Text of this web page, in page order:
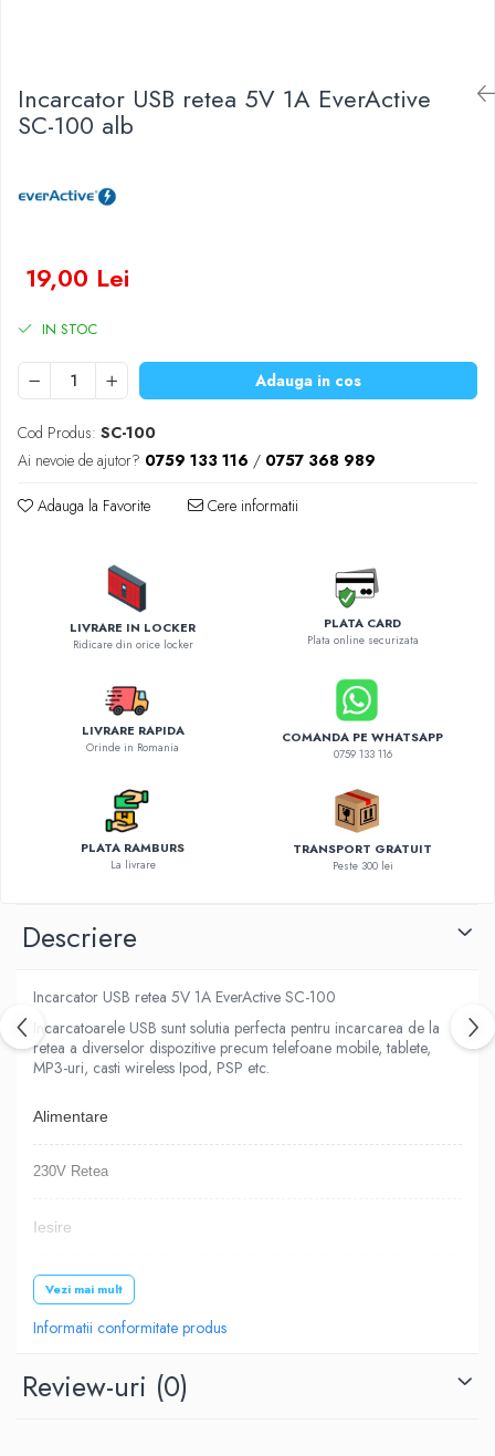
Lanterne
Lampi
Convertoare tensiune
Stabilizatoare tensiune
Ventilatoare
Diverse gadgeturi
Periferice PC
Roboti pornire
Diverse accesorii auto
Invertoare Auto
Incarcator masina electrica
Aparate de spalat cu presiune
Compresoare
Incarcator USB retea 5V 1A EverActive
SC-100 alb
19,00 Lei
IN STOC
Adauga in cos
Cod Produs: SC-100
Ai nevoie de ajutor? 0759 133 116 / 0757 368 989
Adauga la Favorite Cere informatii
LIVRARE IN LOCKER
Ridicare din orice locker
PLATA CARD
Plata online securizata
LIVRARE RAPIDA
Orinde in Romania
COMANDA PE WHATSAPP
0759 133 116
PLATA RAMBURS
La livrare
TRANSPORT GRATUIT
Peste 300 lei
Descriere
Incarcator USB retea 5V 1A EverActive SC-100
Incarcatoarele USB sunt solutia perfecta pentru incarcarea de la
retea a diverselor dispozitive precum telefoane mobile, tablete,
MP3-uri, casti wireless Ipod, PSP etc.
Alimentare
230V Retea
Iesire
5V USB
Nr. iesiri
1
Vezi mai mult
Informatii conformitate produs
Review-uri (0)